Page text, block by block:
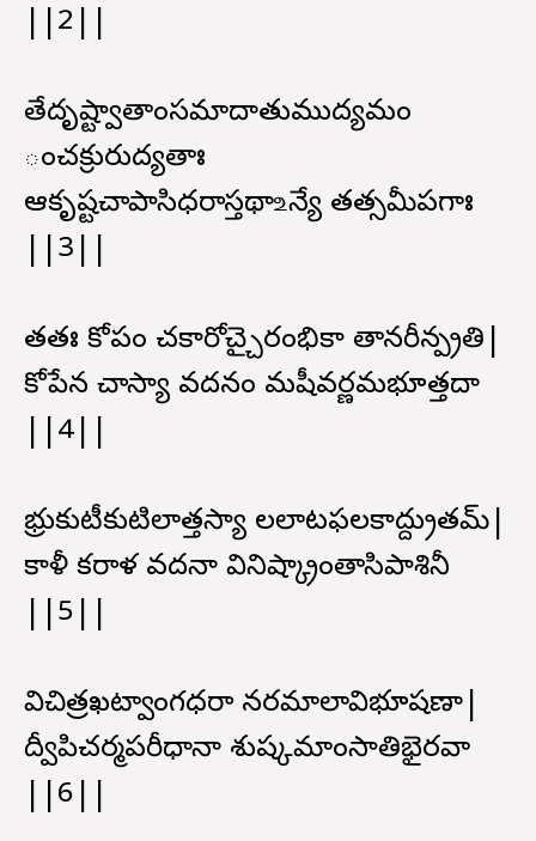
||2||
తేదృష్ట్వాతాంసమాదాతుముద్యమం
ంచక్రురుద్యతాః
ఆకృష్టచాపాసిధరాస్తథా ‌உన్యే తత్సమీపగాః
||3||
తతః కోపం చకారోచ్చైరంభికా తానరీన్ప్రతి|
కోపేన చాస్యా వదనం మషీవర్ణమభూత్తదా
||4||
భ్రుకుటీకుటిలాత్తస్యా లలాటఫలకాద్ద్రుతమ్|
కాళీ కరాళ వదనా వినిష్క్రాంతాసిపాశినీ
||5||
విచిత్రఖట్వాంగధరా నరమాలావిభూషణా|
ద్వీపిచర్మపరీధానా శుష్కమాంసాతిభైరవా
||6||